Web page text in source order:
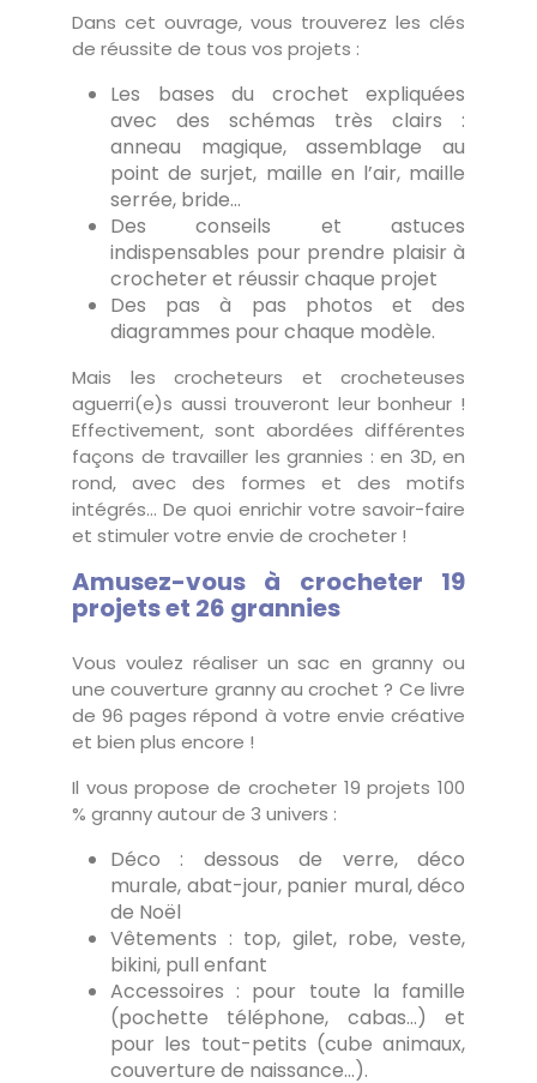
Dans cet ouvrage, vous trouverez les clés
de réussite de tous vos projets :
Les bases du crochet expliquées
avec des schémas très clairs :
anneau magique, assemblage au
point de surjet, maille en l’air, maille
serrée, bride…
Des conseils et astuces
indispensables pour prendre plaisir à
crocheter et réussir chaque projet
Des pas à pas photos et des
diagrammes pour chaque modèle.
Mais les crocheteurs et crocheteuses
aguerri(e)s aussi trouveront leur bonheur !
Effectivement, sont abordées différentes
façons de travailler les grannies : en 3D, en
rond, avec des formes et des motifs
intégrés… De quoi enrichir votre savoir-faire
et stimuler votre envie de crocheter !
Amusez-vous à crocheter 19
projets et 26 grannies
Vous voulez réaliser un sac en granny ou
une couverture granny au crochet ? Ce livre
de 96 pages répond à votre envie créative
et bien plus encore !
Il vous propose de crocheter 19 projets 100
% granny autour de 3 univers :
Déco : dessous de verre, déco
murale, abat-jour, panier mural, déco
de Noël
Vêtements : top, gilet, robe, veste,
bikini, pull enfant
Accessoires : pour toute la famille
(pochette téléphone, cabas…) et
pour les tout-petits (cube animaux,
couverture de naissance…).